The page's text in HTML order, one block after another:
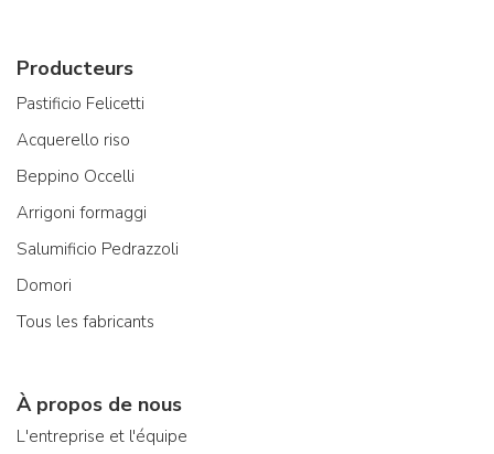
Producteurs
Pastificio Felicetti
Acquerello riso
Beppino Occelli
Arrigoni formaggi
Salumificio Pedrazzoli
Domori
Tous les fabricants
À propos de nous
L'entreprise et l'équipe